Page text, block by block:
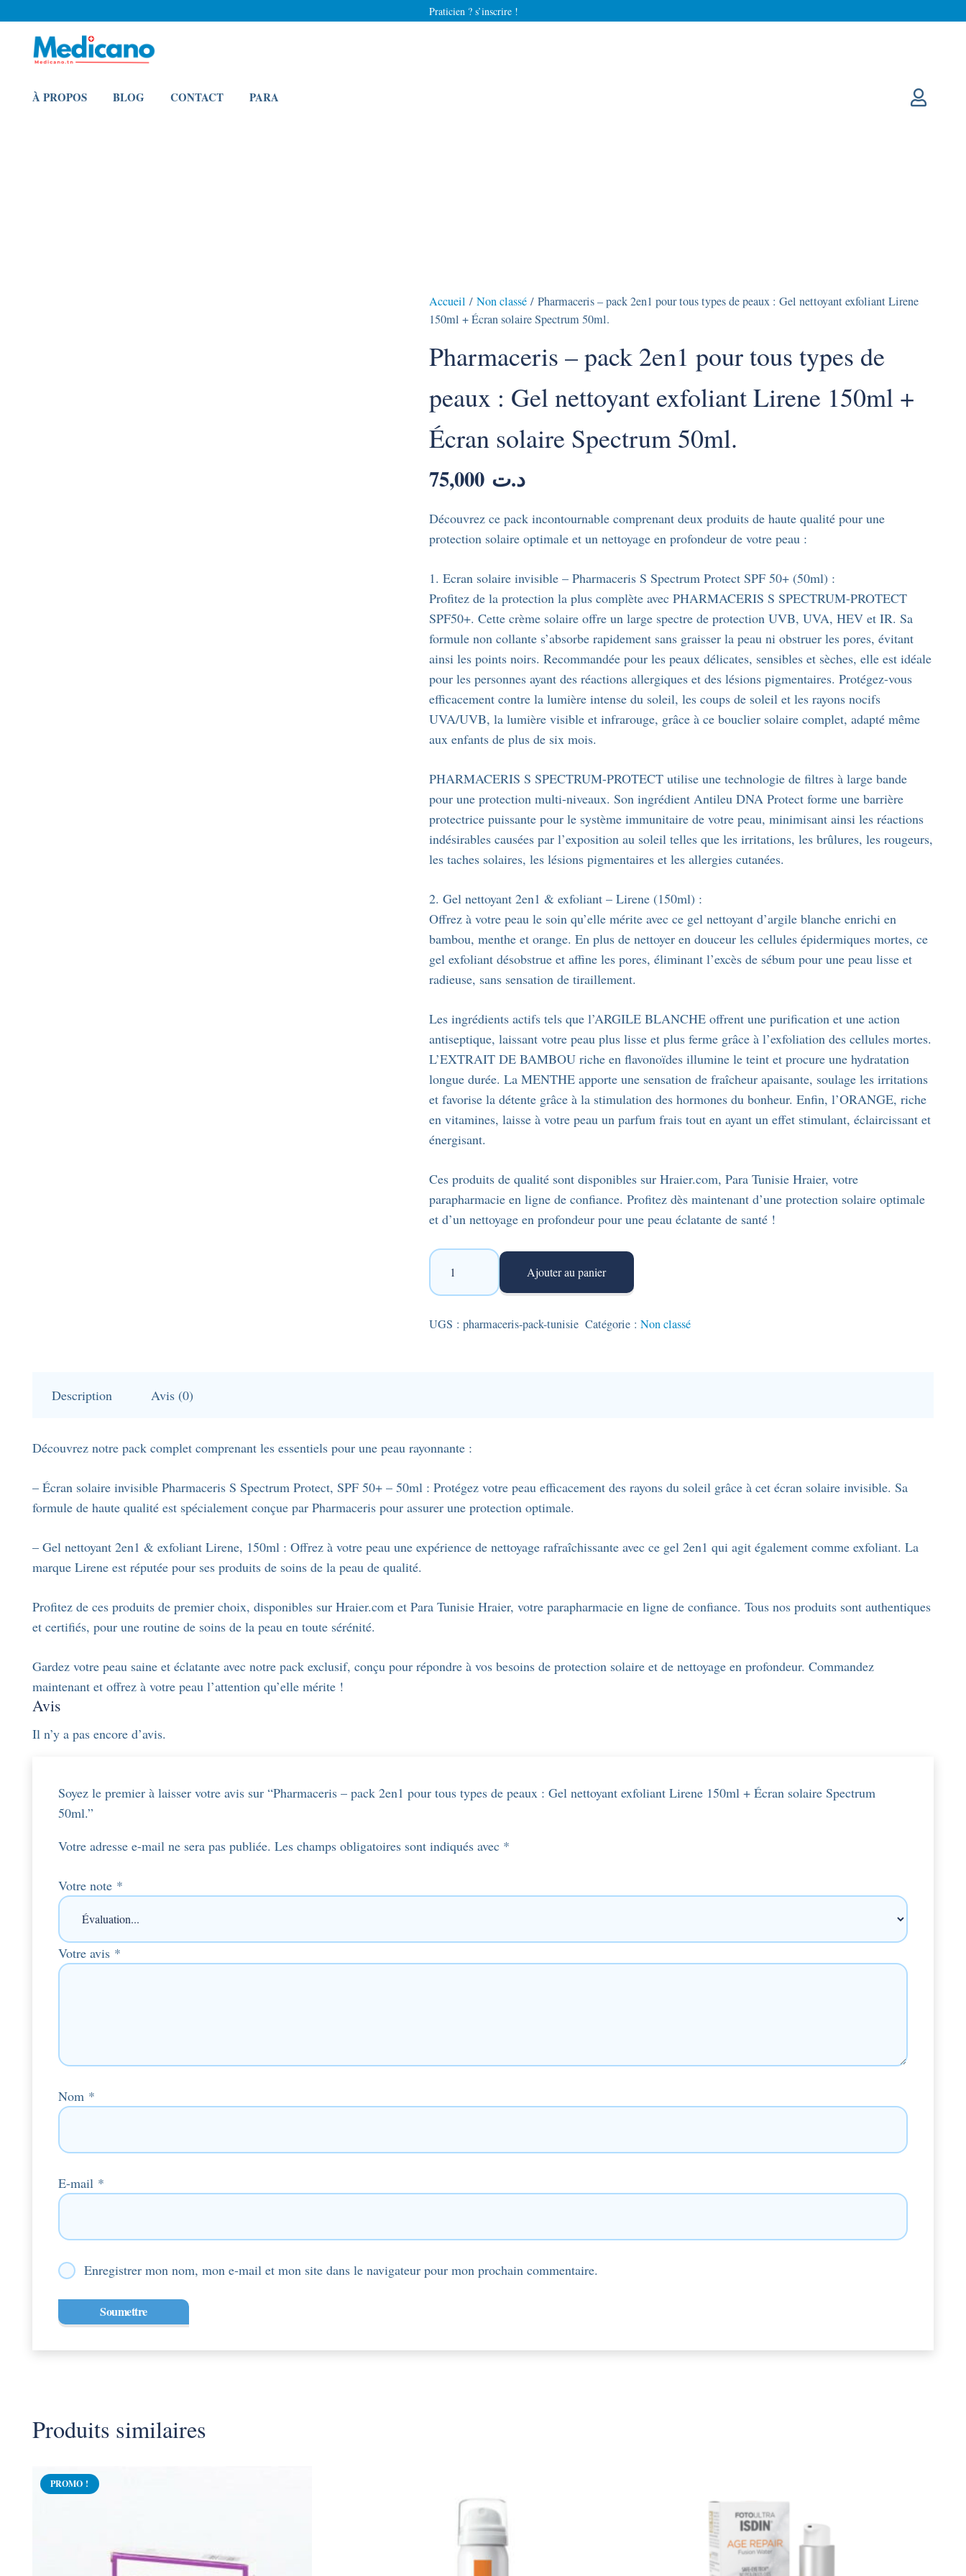
Praticien ? s’inscrire !
À PROPOS BLOG CONTACT PARA
Accueil / Non classé/ Pharmaceris – pack 2en1 pour tous types de peaux : Gel nettoyant exfoliant Lirene
150ml + Écran solaire Spectrum 50ml.
Pharmaceris – pack 2en1 pour tous types de
peaux : Gel nettoyant exfoliant Lirene 150ml +
Écran solaire Spectrum 50ml.
د.ت 75,000
Découvrez ce pack incontournable comprenant deux produits de haute qualité pour une
protection solaire optimale et un nettoyage en profondeur de votre peau :
1. Ecran solaire invisible – Pharmaceris S Spectrum Protect SPF 50+ (50ml) :
Profitez de la protection la plus complète avec PHARMACERIS S SPECTRUM-PROTECT
SPF50+. Cette crème solaire offre un large spectre de protection UVB, UVA, HEV et IR. Sa
formule non collante s’absorbe rapidement sans graisser la peau ni obstruer les pores, évitant
ainsi les points noirs. Recommandée pour les peaux délicates, sensibles et sèches, elle est idéale
pour les personnes ayant des réactions allergiques et des lésions pigmentaires. Protégez-vous
efficacement contre la lumière intense du soleil, les coups de soleil et les rayons nocifs
UVA/UVB, la lumière visible et infrarouge, grâce à ce bouclier solaire complet, adapté même
aux enfants de plus de six mois.
PHARMACERIS S SPECTRUM-PROTECT utilise une technologie de filtres à large bande
pour une protection multi-niveaux. Son ingrédient Antileu DNA Protect forme une barrière
protectrice puissante pour le système immunitaire de votre peau, minimisant ainsi les réactions
indésirables causées par l’exposition au soleil telles que les irritations, les brûlures, les rougeurs,
les taches solaires, les lésions pigmentaires et les allergies cutanées.
2. Gel nettoyant 2en1 & exfoliant – Lirene (150ml) :
Offrez à votre peau le soin qu’elle mérite avec ce gel nettoyant d’argile blanche enrichi en
bambou, menthe et orange. En plus de nettoyer en douceur les cellules épidermiques mortes, ce
gel exfoliant désobstrue et affine les pores, éliminant l’excès de sébum pour une peau lisse et
radieuse, sans sensation de tiraillement.
Les ingrédients actifs tels que l’ARGILE BLANCHE offrent une purification et une action
antiseptique, laissant votre peau plus lisse et plus ferme grâce à l’exfoliation des cellules mortes.
L’EXTRAIT DE BAMBOU riche en flavonoïdes illumine le teint et procure une hydratation
longue durée. La MENTHE apporte une sensation de fraîcheur apaisante, soulage les irritations
et favorise la détente grâce à la stimulation des hormones du bonheur. Enfin, l’ORANGE, riche
en vitamines, laisse à votre peau un parfum frais tout en ayant un effet stimulant, éclaircissant et
énergisant.
Ces produits de qualité sont disponibles sur Hraier.com, Para Tunisie Hraier, votre
parapharmacie en ligne de confiance. Profitez dès maintenant d’une protection solaire optimale
et d’un nettoyage en profondeur pour une peau éclatante de santé !
quantité
Pharmaceris
-
nettoyant
exfoliant
Lirene
Spectrum
Ajouter au panier
UGS : pharmaceris-pack-tunisie Catégorie :Non classé
Description Avis (0)
Découvrez notre pack complet comprenant les essentiels pour une peau rayonnante :
– Écran solaire invisible Pharmaceris S Spectrum Protect, SPF 50+ – 50ml : Protégez votre peau efficacement des rayons du soleil grâce à cet écran solaire invisible. Sa
formule de haute qualité est spécialement conçue par Pharmaceris pour assurer une protection optimale.
– Gel nettoyant 2en1 & exfoliant Lirene, 150ml : Offrez à votre peau une expérience de nettoyage rafraîchissante avec ce gel 2en1 qui agit également comme exfoliant. La
marque Lirene est réputée pour ses produits de soins de la peau de qualité.
Profitez de ces produits de premier choix, disponibles sur Hraier.com et Para Tunisie Hraier, votre parapharmacie en ligne de confiance. Tous nos produits sont authentiques
et certifiés, pour une routine de soins de la peau en toute sérénité.
Gardez votre peau saine et éclatante avec notre pack exclusif, conçu pour répondre à vos besoins de protection solaire et de nettoyage en profondeur. Commandez
maintenant et offrez à votre peau l’attention qu’elle mérite !
Avis
Il n’y a pas encore d’avis.
Soyez le premier à laisser votre avis sur “Pharmaceris – pack 2en1 pour tous types de peaux : Gel nettoyant exfoliant Lirene 150ml + Écran solaire Spectrum
50ml.”
Votre adresse e-mail ne sera pas publiée. Les champs obligatoires sont indiqués avec *
Votre note *
Votre avis *
Nom *
E-mail *
Enregistrer mon nom, mon e-mail et mon site dans le navigateur pour mon prochain commentaire.
Produits similaires
PROMO !